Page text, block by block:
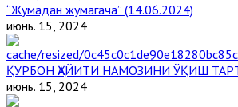
“Жумадан жумагача” (14.06.2024)
июнь. 15, 2024
ҚУРБОН ҲАЙИТИ НАМОЗИНИ ЎҚИШ
июнь. 15, 2024